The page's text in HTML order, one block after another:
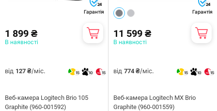
24
Гарантія
1 899 ₴
В наявності
від 127 ₴/міс. 15 10 15
Веб-камера Logitech Brio 105
Graphite (960-001592)
24
Гарантія
11 599 ₴
В наявності
від 774 ₴/міс. 15 10 15
Веб-камера Logitech MX Brio
Graphite (960-001559)